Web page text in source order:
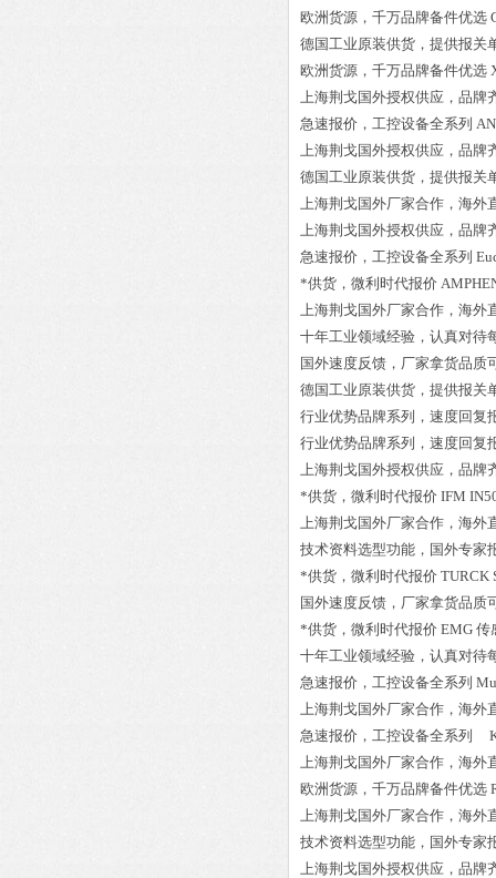
欧洲货源，千万品牌备件优选
德国工业原装供货，提供报关
欧洲货源，千万品牌备件优选
上海荆戈国外授权供应，品牌
急速报价，工控设备全系列
上海荆戈国外授权供应，品牌
德国工业原装供货，提供报关
上海荆戈国外厂家合作，海外
上海荆戈国外授权供应，品牌
急速报价，工控设备全系列
*供货，微利时代报价
上海荆戈国外厂家合作，海外
十年工业领域经验，认真对待
国外速度反馈，厂家拿货品质
德国工业原装供货，提供报关
行业优势品牌系列，速度回复
行业优势品牌系列，速度回复
上海荆戈国外授权供应，品牌
*供货，微利时代报价 IFM
上海荆戈国外厂家合作，海外
技术资料选型功能，国外专家
*供货，微利时代报价 TURCK
国外速度反馈，厂家拿货品质
*供货，微利时代报价 EMG 传
十年工业领域经验，认真对待
急速报价，工控设备全系列
上海荆戈国外厂家合作，海外
急速报价，工控设备全系列
上海荆戈国外厂家合作，海外
欧洲货源，千万品牌备件优选
上海荆戈国外厂家合作，海外
技术资料选型功能，国外专家
上海荆戈国外授权供应，品牌